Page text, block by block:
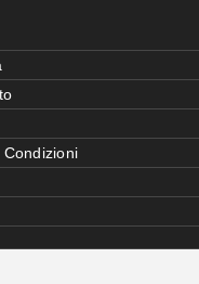
Condizioni